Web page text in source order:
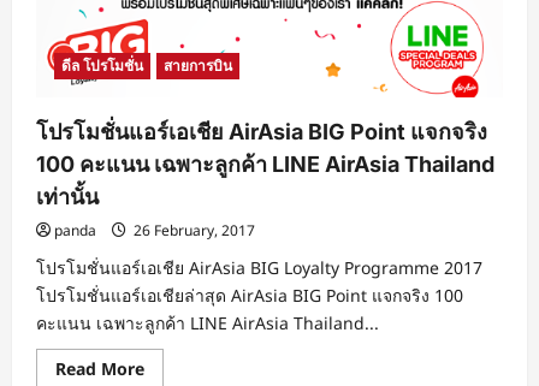
ดีล โปรโมชั่น สายการบิน
โปรโมชั่นแอร์เอเชีย AirAsia BIG Point แจกจริง
100 คะแนน เฉพาะลูกค้า LINE AirAsia Thailand
เท่านั้น
panda 26 February, 2017
โปรโมชั่นแอร์เอเชีย AirAsia BIG Loyalty Programme 2017
โปรโมชั่นแอร์เอเชียล่าสุด AirAsia BIG Point แจกจริง 100
คะแนน เฉพาะลูกค้า LINE AirAsia Thailand...
Read MoreRead